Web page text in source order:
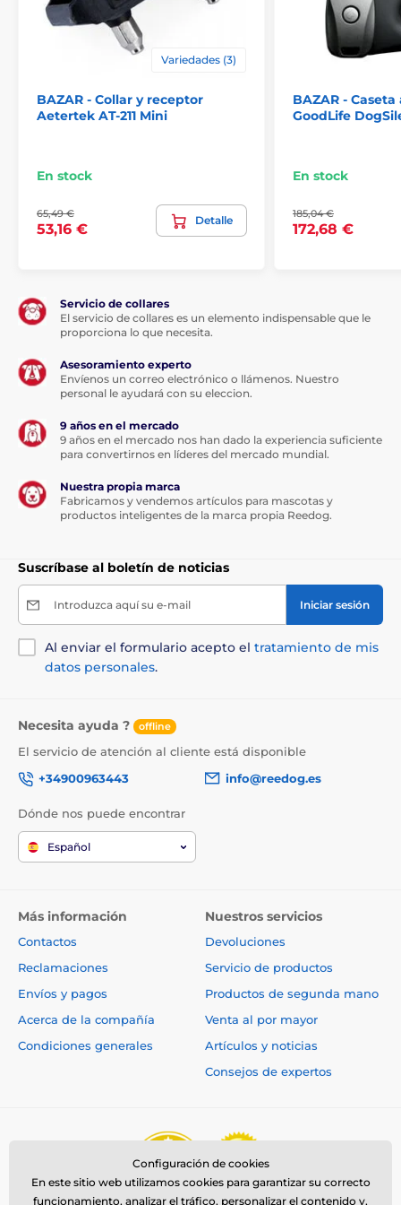
Cámara con visión nocturna
HD 720P y visión nocturna
mascota siempre bajo control. Además, la cámara
cubre un ángulo de 120°. También dispone de un
micrófono con transmisión bidireccional. Así, podrá
contactar a distancia con su amigo peludo en
Características
Capacidad de 3,7 l para pienso seco
Autonomía para gatos y perros pequeños durante
20-25 días
también conTUYA
Funciona con alimentación eléctrica o se puede
La cámara 720p cuenta con visión nocturna y
micrófono bidireccional
Los
sensores inteligentes integrados detectan
continuamente la cantidad de alimento restante
falta de comida se indica con un LED rojo. La
aplicación y las notificaciones inteligentes funcionan
en paralelo y le avisarán para que reponga el pienso.
La aplicación móvil le permite controlar el nivel de
necesario rellenar el depósito. Esta combinación de
sensores y aplicación inteligente ofrece
comodidad y fiabilidad
, para que pueda centrarse en
otras cosas con la tranquilidad de que su mascota
Variedades (3)
BAZAR - Collar y receptor
Aetertek AT-211 Mini
En stock
65,49 €
53,16 €
Detalle
BAZAR -
GoodLife
En stock
185,04 €
172,68 €
Servicio de collares
El servicio de collares es un elemento indispensable que le
proporciona lo que necesita.
Asesoramiento experto
Envíenos un correo electrónico o llámenos. Nuestro
personal le ayudará con su eleccion.
9 años en el mercado
9 años en el mercado nos han dado la experiencia suficiente
para convertirnos en líderes del mercado mundial.
Nuestra propia marca
Fabricamos y vendemos artículos para mascotas y
productos inteligentes de la marca propia Reedog.
Suscríbase al boletín de noticias
Introduzca aquí su e-mail Iniciar sesión
Al enviar el formulario acepto el tratamiento de mis
datos personales.
Necesita ayuda ? offline
El servicio de atención al cliente está disponible
+34900963443
info@reedog.es
Dónde nos puede encontrar
Español
Más información
Contactos
Reclamaciones
Envíos y pagos
Acerca de la compañía
Condiciones generales
Nuestros servicios
Devoluciones
Servicio de productos
Productos de segunda mano
Venta al por mayor
Artículos y noticias
Consejos de expertos
Configuración de cookies
En este sitio web utilizamos cookies para garantizar su correcto
funcionamiento, analizar el tráfico, personalizar el contenido y,